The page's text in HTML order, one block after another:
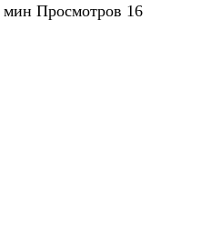
мин Просмотров 16